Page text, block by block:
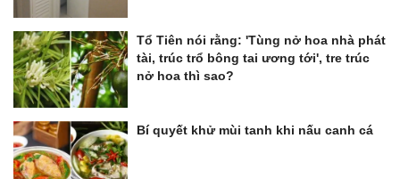
Tổ Tiên nói rằng: 'Tùng nở hoa nhà phát
tài, trúc trổ bông tai ương tới', tre trúc
nở hoa thì sao?
Bí quyết khử mùi tanh khi nấu canh cá